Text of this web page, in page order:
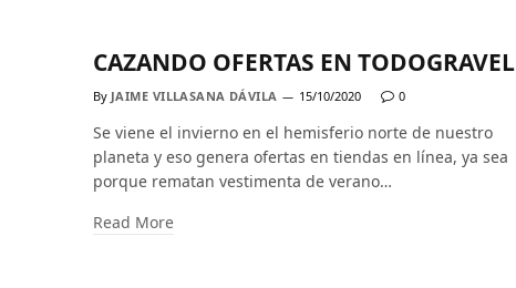
CAZANDO OFERTAS EN TODOGRAVEL
By JAIME VILLASANA DÁVILA 15/10/2020 0
Se viene el invierno en el hemisferio norte de nuestro
planeta y eso genera ofertas en tiendas en línea, ya sea
porque rematan vestimenta de verano…
Read More